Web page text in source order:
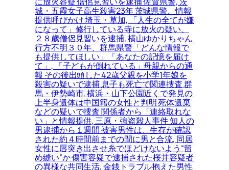
城・五霞女子高生殺害23年 茨城県警、情報
提供呼びかけ 埼玉・草加, 「人生の全てが嫌
になって」修行している寺に放火の疑い、
２８歳僧侶見習いを逮捕, 横山ゆかりちゃん
行方不明３０年、群馬県警「どんな情報で
も提供してほしい」「あなたの記憶を届け
て」, 「子どもが倒れている」母親からの通
報 その後出頭した42歳父親を小学1年娘を
殺害の疑いで逮捕 息子も死亡で関連捜査 群
馬・伊勢崎市, 横浜・山下公園近くで発見の
上半身遺体は中国籍の女性と判明 死体遺棄
などの疑いで捜査 関係者から「連絡取れな
い」と情報提供, 三原・強盗殺人事件 知人の
男逮捕から１週間 被害男性は、生存が確認
された約４時間前までの間に男と合流, 同居
女性に唇突き出させ糸でほどけないよう“留
め縫い”か 傷害容疑で逮捕された桜井容疑者
の異様な共同生活, 金銭トラブル抱えた男性